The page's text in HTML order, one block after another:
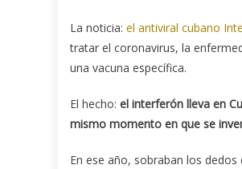
La noticia: el antiviral cubano
tratar el coronavirus, la
una vacuna específica.
El hecho: el interferón lleva en
mismo momento en que se
En ese año, sobraban los